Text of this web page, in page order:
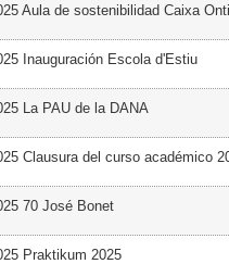
Aula de sostenibilidad Caixa
Inauguración Escola d'Estiu
La PAU de la DANA
Clausura del curso académico
70 José Bonet
Praktikum 2025